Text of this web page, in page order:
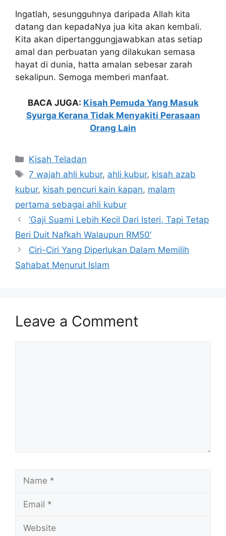
Ingatlah, sesungguhnya daripada Allah kita
datang dan kepadaNya jua kita akan kembali.
Kita akan dipertanggungjawabkan atas setiap
amal dan perbuatan yang dilakukan semasa
hayat di dunia, hatta amalan sebesar zarah
sekalipun. Semoga memberi manfaat.
BACA JUGA: Kisah Pemuda Yang Masuk
Syurga Kerana Tidak Menyakiti Perasaan
Orang Lain
Categories
Kisah Teladan
Tags
7 wajah ahli kubur, ahli kubur, kisah azab
kubur, kisah pencuri kain kapan, malam
pertama sebagai ahli kubur
‘Gaji Suami Lebih Kecil Dari Isteri, Tapi Tetap
Beri Duit Nafkah Walaupun RM50’
Ciri-Ciri Yang Diperlukan Dalam Memilih
Sahabat Menurut Islam
Leave a Comment
Name
Email
Website